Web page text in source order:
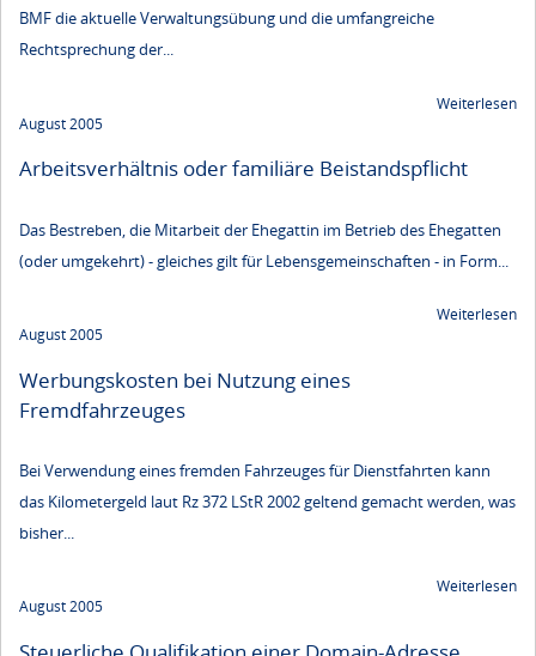
BMF die aktuelle Verwaltungsübung und die umfangreiche
Rechtsprechung der...
Weiterlesen
August 2005
Arbeitsverhältnis oder familiäre Beistandspflicht
Das Bestreben, die Mitarbeit der Ehegattin im Betrieb des Ehegatten
(oder umgekehrt) - gleiches gilt für Lebensgemeinschaften - in Form...
Weiterlesen
August 2005
Werbungskosten bei Nutzung eines
Fremdfahrzeuges
Bei Verwendung eines fremden Fahrzeuges für Dienstfahrten kann
das Kilometergeld laut Rz 372 LStR 2002 geltend gemacht werden, was
bisher...
Weiterlesen
August 2005